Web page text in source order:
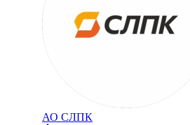
АО СЛПК